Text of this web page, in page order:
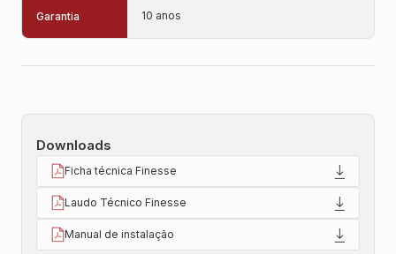
Garantia 10 anos
Downloads
Ficha técnica Finesse
Laudo Técnico Finesse
Manual de instalação